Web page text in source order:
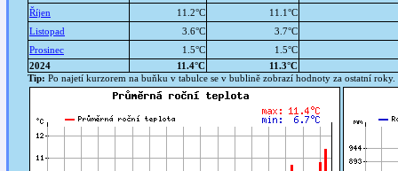
Říjen
11.2°C
11.1°C
Listopad
3.6°C
3.7°C
Prosinec
1.5°C
1.5°C
2024
11.4°C
11.3°C
Tip: Po najetí kurzorem na buňku v tabulce se v bublině zobrazí hodnoty za ostatní